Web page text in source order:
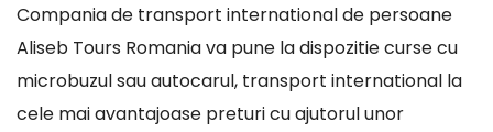
Compania de transport international de persoane
Aliseb Tours Romania va pune la dispozitie curse cu
microbuzul sau autocarul, transport international la
cele mai avantajoase preturi cu ajutorul unor